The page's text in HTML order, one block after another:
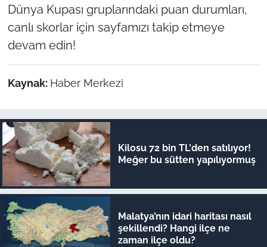
Dünya Kupası gruplarındaki puan durumları,
canlı skorlar için sayfamızı takip etmeye
devam edin!
Kaynak: Haber Merkezi
Kilosu 72 bin TL'den satılıyor!
Meğer bu sütten yapılıyormuş
Malatya’nın idari haritası nasıl
şekillendi? Hangi ilçe ne
zaman ilçe oldu?